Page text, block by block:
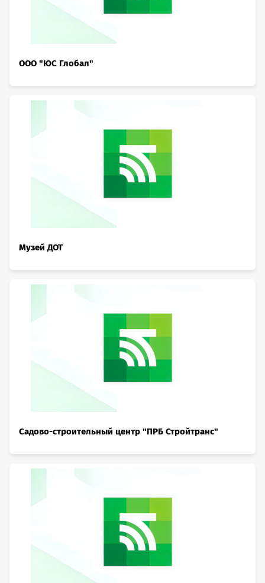
ООО "ЮС Глобал"
Музей ДОТ
Садово-строительный центр "ПРБ Стройтранс"